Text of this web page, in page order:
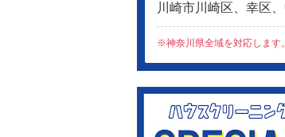
川崎市川崎区、幸区
※神奈川県全域を対応します